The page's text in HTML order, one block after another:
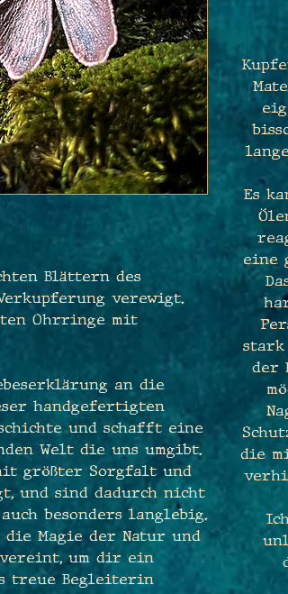
Blättern des
verewigt.
Ohrringe mit
an die
handgefertigten
und schafft eine
Welt die uns umgibt.
größter Sorgfalt und
und sind dadurch nicht
besonders langlebig.
die Magie der Natur und
um dir ein
treue Begleiterin
Es
eine
stark
der
die